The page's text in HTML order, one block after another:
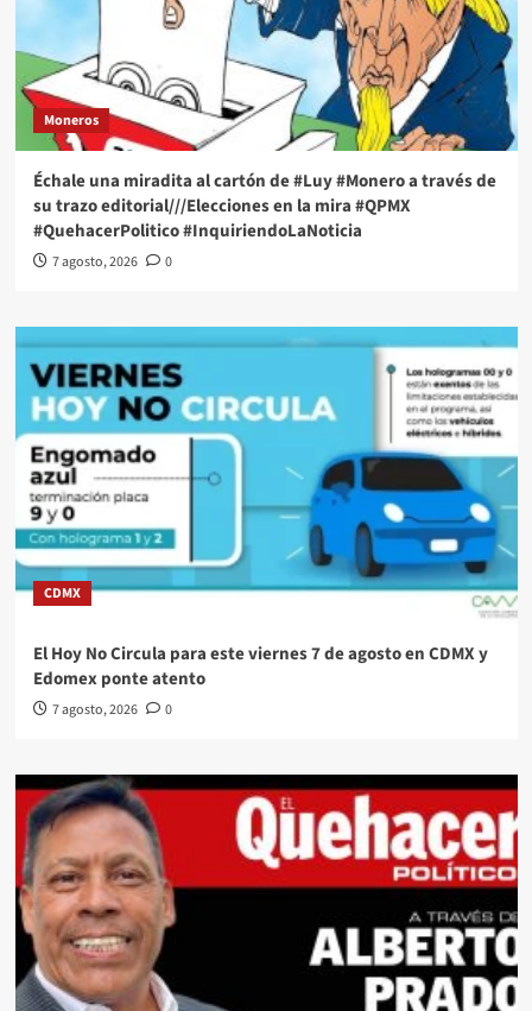
Moneros
Échale una miradita al cartón de #Luy #Monero a través de
su trazo editorial///Elecciones en la mira #QPMX
#QuehacerPolitico #InquiriendoLaNoticia
7 agosto, 2026 0
CDMX
El Hoy No Circula para este viernes 7 de agosto en CDMX y
Edomex ponte atento
7 agosto, 2026 0